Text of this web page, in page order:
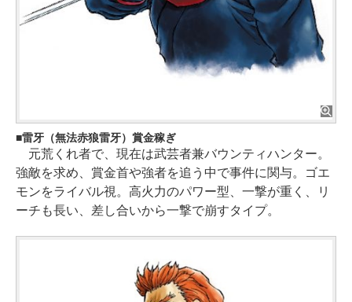
雷牙（無法赤狼雷牙）賞金稼ぎ
元荒くれ者で、現在は武芸者兼バウンティハンター。
強敵を求め、賞金首や強者を追う中で事件に関与。ゴエ
モンをライバル視。高火力のパワー型、一撃が重く、リ
ーチも長い、差し合いから一撃で崩すタイプ。